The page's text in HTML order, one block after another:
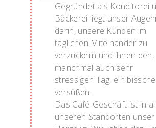
Gegründet als Konditorei
Bäckerei liegt unser
darin, unsere Kunden im
täglichen Miteinander zu
verzuckern und ihnen den,
manchmal auch sehr
stressigen Tag, ein
versüßen.
Das Café-Geschäft ist in
unseren Standorten unser